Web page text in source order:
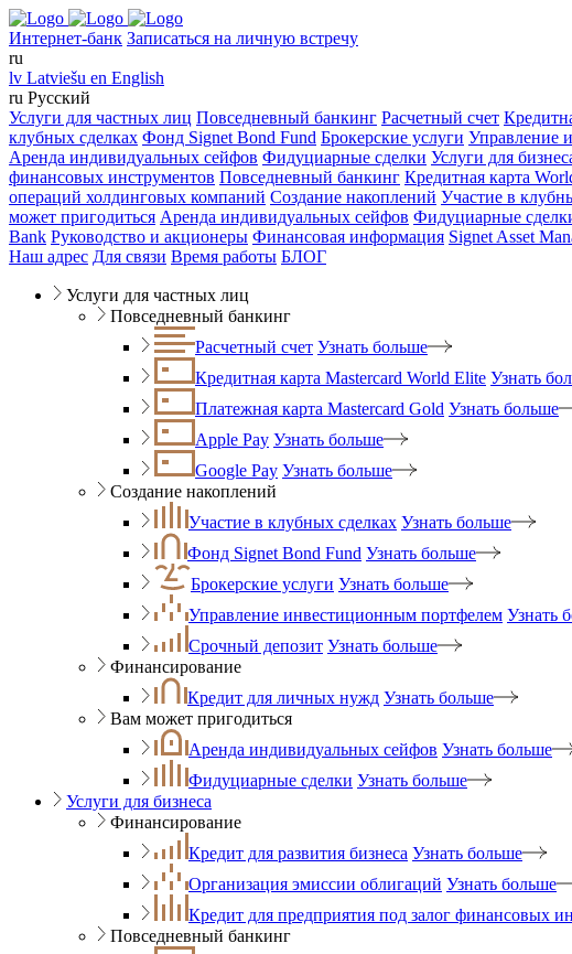
Интернет-банк Записаться на личную встречу
ru
lv Latviešu en English
ru Русский
Услуги для частных лиц Повседневный банкинг Расчетный счет
клубных сделках Фонд Signet Bond Fund Брокерские услуги Управление
Аренда индивидуальных сейфов Фидуциарные сделки Услуги для
финансовых инструментов Повседневный банкинг Кредитная карта
операций холдинговых компаний Создание накоплений Участие в
может пригодиться Аренда индивидуальных сейфов Фидуциарные
Bank Руководство и акционеры Финансовая информация Signet Asset
Наш адрес Для связи Время работы БЛОГ
Услуги для частных лиц
Повседневный банкинг
Расчетный счет Узнать больше
Кредитная карта Mastercard World Elite Узнать
Платежная карта Mastercard Gold Узнать больше
Apple Pay Узнать больше
Google Pay Узнать больше
Создание накоплений
Участие в клубных сделках Узнать больше
Фонд Signet Bond Fund Узнать больше
Брокерские услуги Узнать больше
Управление инвестиционным портфелем Узнать
Срочный депозит Узнать больше
Финансирование
Кредит для личных нужд Узнать больше
Вам может пригодиться
Аренда индивидуальных сейфов Узнать больше
Фидуциарные сделки Узнать больше
Услуги для бизнеса
Финансирование
Кредит для развития бизнеса Узнать больше
Организация эмиссии облигаций Узнать больше
Кредит для предприятия под залог финансовых
Повседневный банкинг